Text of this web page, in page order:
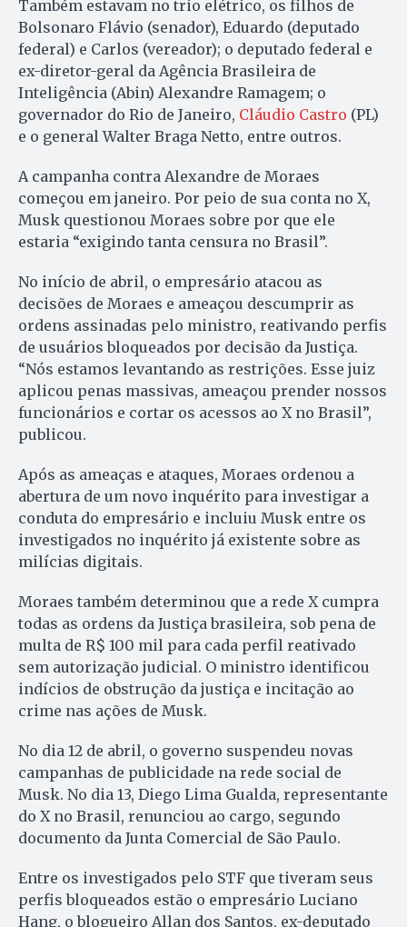
Também estavam no trio elétrico, os filhos de
Bolsonaro Flávio (senador), Eduardo (deputado
federal) e Carlos (vereador); o deputado federal e
ex-diretor-geral da Agência Brasileira de
Inteligência (Abin) Alexandre Ramagem; o
governador do Rio de Janeiro, Cláudio Castro (PL)
e o general Walter Braga Netto, entre outros.
A campanha contra Alexandre de Moraes
começou em janeiro. Por peio de sua conta no X,
Musk questionou Moraes sobre por que ele
estaria “exigindo tanta censura no Brasil”.
No início de abril, o empresário atacou as
decisões de Moraes e ameaçou descumprir as
ordens assinadas pelo ministro, reativando perfis
de usuários bloqueados por decisão da Justiça.
“Nós estamos levantando as restrições. Esse juiz
aplicou penas massivas, ameaçou prender nossos
funcionários e cortar os acessos ao X no Brasil”,
publicou.
Após as ameaças e ataques, Moraes ordenou a
abertura de um novo inquérito para investigar a
conduta do empresário e incluiu Musk entre os
investigados no inquérito já existente sobre as
milícias digitais.
Moraes também determinou que a rede X cumpra
todas as ordens da Justiça brasileira, sob pena de
multa de R$ 100 mil para cada perfil reativado
sem autorização judicial. O ministro identificou
indícios de obstrução da justiça e incitação ao
crime nas ações de Musk.
No dia 12 de abril, o governo suspendeu novas
campanhas de publicidade na rede social de
Musk. No dia 13, Diego Lima Gualda, representante
do X no Brasil, renunciou ao cargo, segundo
documento da Junta Comercial de São Paulo.
Entre os investigados pelo STF que tiveram seus
perfis bloqueados estão o empresário Luciano
Hang, o blogueiro Allan dos Santos, ex-deputado